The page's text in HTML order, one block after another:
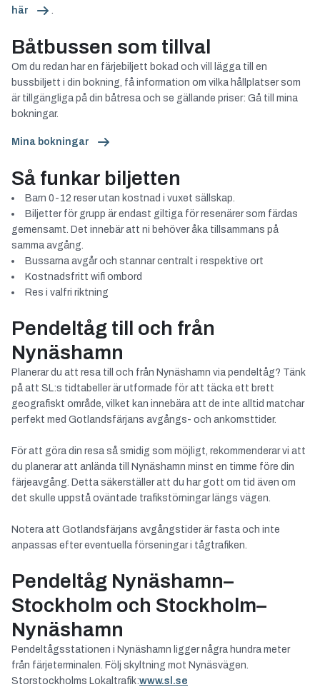
här
Båtbussen som tillval
Om du redan har en färjebiljett bokad och vill lägga till en
bussbiljett i din bokning, få information om vilka hållplatser som
är tillgängliga på din båtresa och se gällande priser: Gå till mina
bokningar.
Mina bokningar
Så funkar biljetten
Barn 0-12 reser utan kostnad i vuxet sällskap.
Biljetter för grupp är endast giltiga för resenärer som färdas
gemensamt. Det innebär att ni behöver åka tillsammans på
samma avgång.
Bussarna avgår och stannar centralt i respektive ort
Kostnadsfritt wifi ombord
Res i valfri riktning
Pendeltåg till och från
Nynäshamn
Planerar du att resa till och från Nynäshamn via pendeltåg? Tänk
på att SL:s tidtabeller är utformade för att täcka ett brett
geografiskt område, vilket kan innebära att de inte alltid matchar
perfekt med Gotlandsfärjans avgångs- och ankomsttider.
För att göra din resa så smidig som möjligt, rekommenderar vi att
du planerar att anlända till Nynäshamn minst en timme före din
färjeavgång. Detta säkerställer att du har gott om tid även om
det skulle uppstå oväntade trafikstörningar längs vägen.
Notera att Gotlandsfärjans avgångstider är fasta och inte
anpassas efter eventuella förseningar i tågtrafiken.
Pendeltåg Nynäshamn–
Stockholm och Stockholm–
Nynäshamn
Pendeltågsstationen i Nynäshamn ligger några hundra meter
från färjeterminalen. Följ skyltning mot Nynäsvägen.
Storstockholms Lokaltrafik:www.sl.se